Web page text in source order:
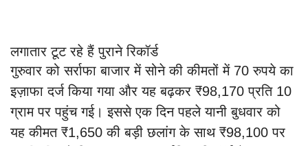
लगातार टूट रहे हैं पुराने रिकॉर्ड
गुरुवार को सर्राफा बाजार में सोने की कीमतों में 70 रुपये का
इज़ाफा दर्ज किया गया और यह बढ़कर ₹98,170 प्रति 10
ग्राम पर पहुंच गई। इससे एक दिन पहले यानी बुधवार को
यह कीमत ₹1,650 की बड़ी छलांग के साथ ₹98,100 पर